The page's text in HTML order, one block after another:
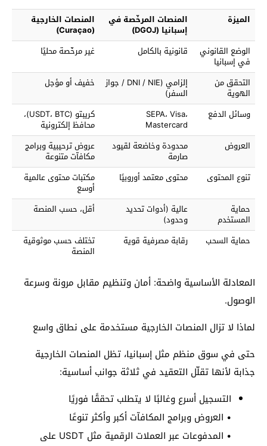
الميزة المنصات المرخّصة في
إسبانيا (DGOJ)
المنصات الخارجية
(Curaçao)
الوضع القانوني
في إسبانيا
قانونية بالكامل غير مرخّصة محليًا
التحقق من
الهوية
إلزامي (DNI / NIE / جواز
السفر)
خفيف أو مؤجل
وسائل الدفع SEPA، Visa،
Mastercard
كريبتو (USDT، BTC)،
محافظ إلكترونية
العروض
محدودة وخاضعة لقيود
صارمة
عروض ترحيبية وبرامج
مكافآت متنوعة
تنوع المحتوى
محتوى معتمد أوروبيًا مكتبات محتوى عالمية
أوسع
حماية
المستخدم
عالية (أدوات تحديد
وحدود)
أقل، حسب المنصة
حماية السحب رقابة مصرفية قوية تختلف حسب موثوقية
المنصة
المعادلة الأساسية واضحة: أمان وتنظيم مقابل مرونة وسرعة
الوصول.
لماذا لا تزال المنصات الخارجية مستخدمة على نطاق واسع
حتى في سوق منظم مثل إسبانيا، تظل المنصات الخارجية
جذابة لأنها تقلّل التعقيد في ثلاثة جوانب أساسية:
التسجيل أسرع وغالبًا لا يتطلب تحققًا فوريًا
• العروض وبرامج المكافآت أكبر وأكثر تنوعًا
• المدفوعات عبر العملات الرقمية مثل USDT على